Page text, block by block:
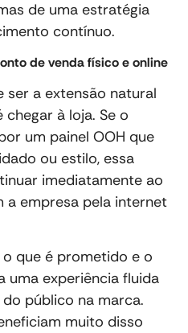
de uma estratégia
contínuo.
de venda físico e online
ser a extensão natural
à loja. Se o
um painel OOH que
ou estilo, essa
imediatamente ao
empresa pela internet
que é prometido e o
uma experiência fluida
público na marca.
muito disso